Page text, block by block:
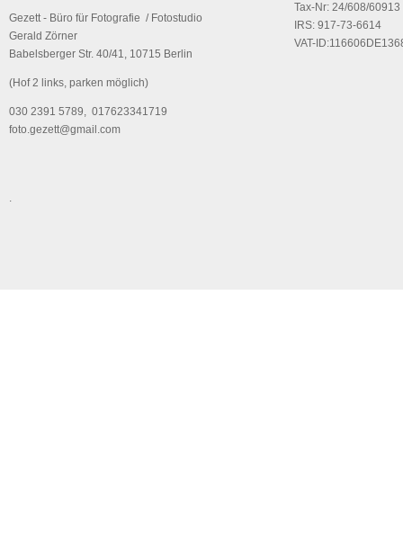
Gezett - Büro für Fotografie / Fotostudio
Gerald Zörner
Babelsberger Str. 40/41, 10715 Berlin
(Hof 2 links, parken möglich)
030 2391 5789, 017623341719
foto.gezett@gmail.com
Tax-Nr: 24/608/60913
IRS: 917-73-6614
VAT-
.